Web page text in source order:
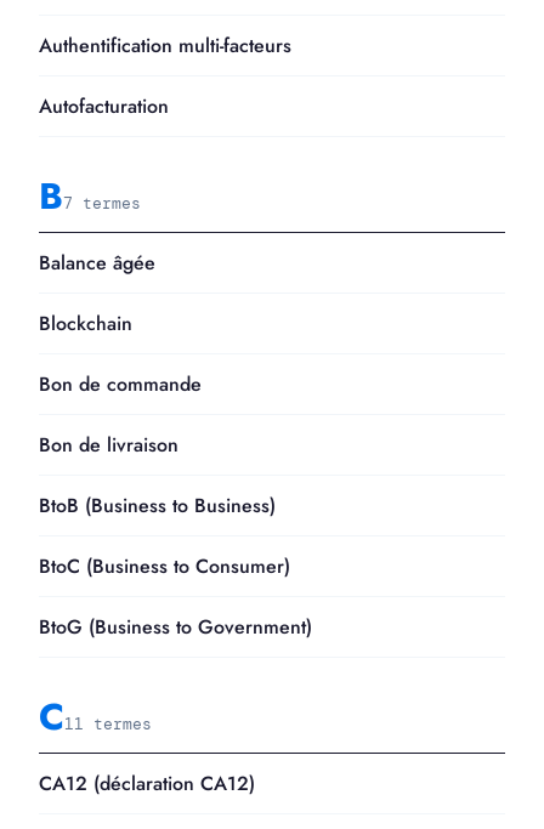
Authentification multi-facteurs
Autofacturation
B7 termes
Balance âgée
Blockchain
Bon de commande
Bon de livraison
BtoB (Business to Business)
BtoC (Business to Consumer)
BtoG (Business to Government)
C11 termes
CA12 (déclaration CA12)